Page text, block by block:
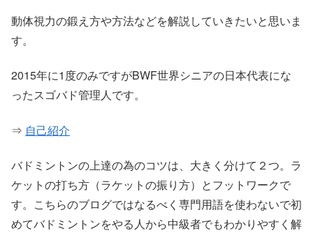
動体視力の鍛え方や方法などを解説していきたいと思いま
す。
2015年に1度のみですがBWF世界シニアの日本代表にな
ったスゴバド管理人です。
⇒ 自己紹介
バドミントンの上達の為のコツは、大きく分けて２つ。ラ
ケットの打ち方（ラケットの振り方）とフットワークで
す。こちらのブログではなるべく専門用語を使わないで初
めてバドミントンをやる人から中級者でもわかりやすく解